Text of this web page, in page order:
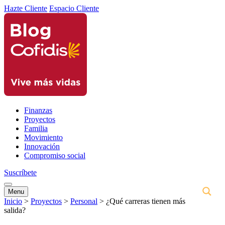
Hazte Cliente Espacio Cliente
Finanzas
Proyectos
Familia
Movimiento
Innovación
Compromiso social
Suscríbete
Menu
Inicio > Proyectos > Personal > ¿Qué carreras tienen más
salida?